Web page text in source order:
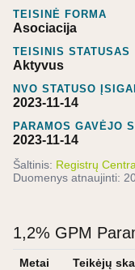
TEISINĖ FORMA
Asociacija
TEISINIS STATUSAS
Aktyvus
NVO STATUSO
2023-11-14
PARAMOS GAVĖJO
2023-11-14
Šaltinis: Registrų
Duomenys atnaujinti:
1,2% GPM
Metai Teikėjų